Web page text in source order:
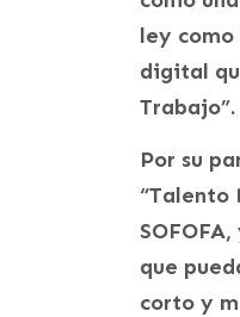
ley
digital
Trabajo”.
Por su
“Talento
que
corto y